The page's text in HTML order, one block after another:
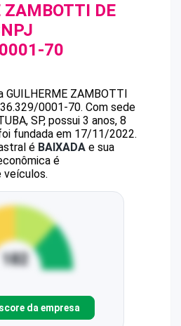
ZAMBOTTI DE
70
GUILHERME ZAMBOTTI
0001-70. Com sede
SP, possui 3 anos, 8
fundada em 17/11/2022.
é BAIXADA e sua
é
veículos.
da empresa